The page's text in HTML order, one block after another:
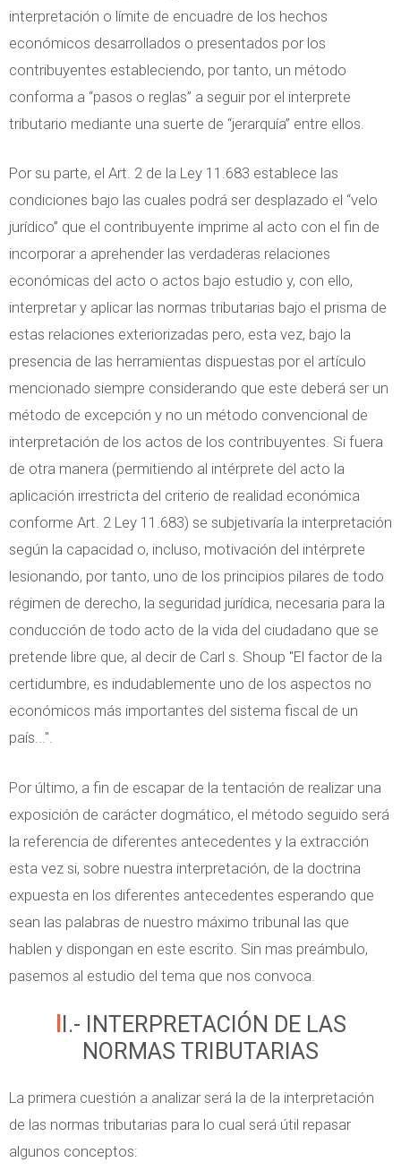
interpretación o límite de encuadre de los hechos
económicos desarrollados o presentados por los
contribuyentes estableciendo, por tanto, un método
conforma a “pasos o reglas” a seguir por el interprete
tributario mediante una suerte de “jerarquía” entre ellos.
Por su parte, el Art. 2 de la Ley 11.683 establece las
condiciones bajo las cuales podrá ser desplazado el “velo
jurídico” que el contribuyente imprime al acto con el fin de
incorporar a aprehender las verdaderas relaciones
económicas del acto o actos bajo estudio y, con ello,
interpretar y aplicar las normas tributarias bajo el prisma de
estas relaciones exteriorizadas pero, esta vez, bajo la
presencia de las herramientas dispuestas por el artículo
mencionado siempre considerando que este deberá ser un
método de excepción y no un método convencional de
interpretación de los actos de los contribuyentes. Si fuera
de otra manera (permitiendo al intérprete del acto la
aplicación irrestricta del criterio de realidad económica
conforme Art. 2 Ley 11.683) se subjetivaría la interpretación
según la capacidad o, incluso, motivación del intérprete
lesionando, por tanto, uno de los principios pilares de todo
régimen de derecho, la seguridad jurídica, necesaria para la
conducción de todo acto de la vida del ciudadano que se
pretende libre que, al decir de Carl s. Shoup "El factor de la
certidumbre, es indudablemente uno de los aspectos no
económicos más importantes del sistema fiscal de un
país...".
Por último, a fin de escapar de la tentación de realizar una
exposición de carácter dogmático, el método seguido será
la referencia de diferentes antecedentes y la extracción
esta vez si, sobre nuestra interpretación, de la doctrina
expuesta en los diferentes antecedentes esperando que
sean las palabras de nuestro máximo tribunal las que
hablen y dispongan en este escrito. Sin mas preámbulo,
pasemos al estudio del tema que nos convoca.
NORMAS TRIBUTARIAS
La primera cuestión a analizar será la de la interpretación
de las normas tributarias para lo cual será útil repasar
algunos conceptos: